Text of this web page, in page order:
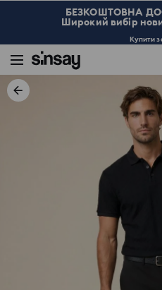
БЕЗКОШТОВНА
Широкий вибір
Купити